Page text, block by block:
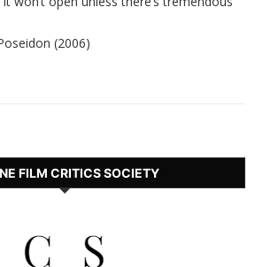
(2006)
FILM CRITICS SOCIETY